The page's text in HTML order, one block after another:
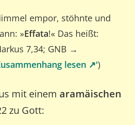
empor, stöhnte und
»Effata!« Das heißt:
7,34; GNB →
lesen ↗️')
mit einem aramäischen
zu Gott: